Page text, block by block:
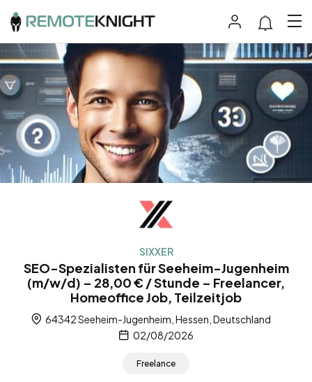
SIXXER
SEO-Spezialisten für Seeheim-Jugenheim
(m/w/d) – 28,00 € / Stunde – Freelancer,
Homeoffice Job, Teilzeitjob
64342 Seeheim-Jugenheim, Hessen, Deutschland
02/08/2026
Freelance